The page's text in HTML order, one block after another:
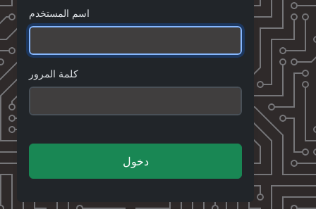
اسم المستخدم
كلمة المرور
دخول